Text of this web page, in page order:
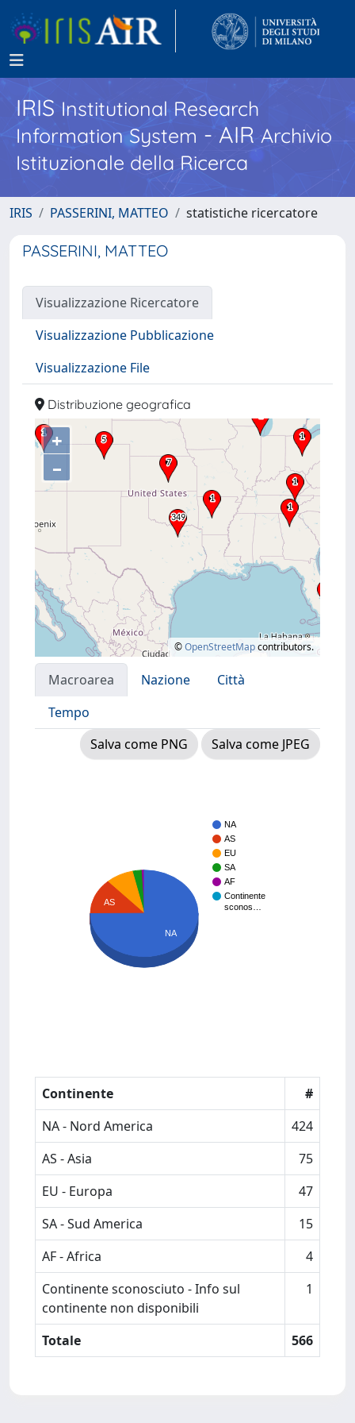
IRISInstitutional Research
Information System - AIR Archivio
Istituzionale della Ricerca
IRIS PASSERINI, MATTEO statistiche ricercatore
PASSERINI, MATTEO
Visualizzazione Ricercatore
Visualizzazione Pubblicazione
Visualizzazione File
Distribuzione geografica
+
–
©OpenStreetMapcontributors.
Macroarea Nazione
Città
Tempo
Salva come PNG
Salva come JPEG
NA
AS
EU
SA
AF
Continente
sconos…
AS
NA
Continente
#
NA - Nord America
424
AS - Asia
75
EU - Europa
47
SA - Sud America
15
AF - Africa
4
Continente sconosciuto - Info sul
continente non disponibili
1
Totale 566